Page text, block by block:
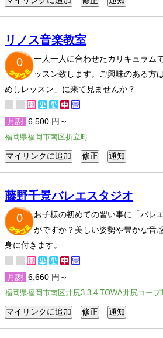
リノス音楽教室
0
一人一人に合わせたカリキュラム
ッスン致します。ご興味のある方
めしレッスン」に来て見ませんか？
月謝 6,500 円～
福岡県福岡市南区折立町
藤野千景バレエスタジオ
0
お子様の初めての習い事に「バレ
がですか？美しい姿勢や豊かな音
身に付きます。
月謝 6,660 円～
福岡県福岡市南区井尻3-3-4 TOWA井尻コープ